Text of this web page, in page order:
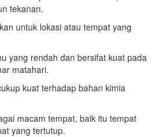
tekanan.
untuk lokasi atau tempat yang
yang rendah dan bersifat kuat pada
matahari.
kuat terhadap bahan kimia
macam tempat, baik itu tempat
yang tertutup.